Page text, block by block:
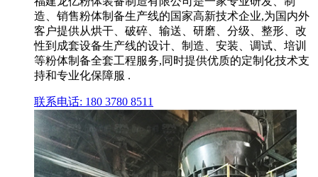
造、销售粉体制备生产线的国家高新技术企业,为国内外
客户提供从烘干、破碎、输送、研磨、分级、整形、改
性到成套设备生产线的设计、制造、安装、调试、培训
等粉体制备全套工程服务,同时提供优质的定制化技术支
持和专业化保障服 .
联系电话: 180 3780 8511